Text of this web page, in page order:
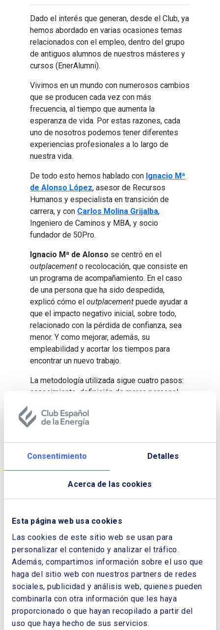
Consentimiento Detalles
Acerca de las cookies
Esta página web usa cookies
Las cookies de este sitio web se usan para
personalizar el contenido y analizar el tráfico.
Además, compartimos información sobre el uso que
haga del sitio web con nuestros partners de redes
sociales, publicidad y análisis web, quienes pueden
combinarla con otra información que les haya
proporcionado o que hayan recopilado a partir del
uso que haya hecho de sus servicios.
Dado el interés que generan, desde el Club, ya
hemos abordado en varias ocasiones temas
relacionados con el empleo, dentro del grupo
de antiguos alumnos de nuestros másteres y
cursos (EnerAlumni).
Vivimos en un mundo con numerosos cambios
que se producen cada vez con más
frecuencia, al tiempo que aumenta la
esperanza de vida. Por estas razones, cada
uno de nosotros podemos tener diferentes
experiencias profesionales a lo largo de
nuestra vida.
De todo esto hemos hablado con Ignacio Mª
de Alonso López, asesor de Recursos
Humanos y especialista en transición de
carrera, y con Carlos Molina Grijalba,
Ingeniero de Caminos y MBA, y socio
fundador de 50Pro.
Ignacio Mª de Alonso se centró en el
outplacement o recolocación, que consiste en
un programa de acompañamiento. En el caso
de una persona que ha sido despedida,
explicó cómo eloutplacement puede ayudar a
que el impacto negativo inicial, sobre todo,
relacionado con la pérdida de confianza, sea
menor. Y como mejorar, además, su
empleabilidad y acortar los tiempos para
encontrar un nuevo trabajo.
La metodología utilizada sigue cuatro pasos:
conocimiento, definición de marca personal,
procesos. Eloutplacement
las mejores técnicas y herramientas que
elaboración de CV, pruebas, entrevistas, etc.
Carlos Molinadetalló la opción del
emprendimiento, específicamente orientado a
qué debo saber antes de emprender y pasos
saber si se tiene perfil para emprender y en
qué se debería emprender. Claves: Crear y
ofrecer algo diferente, a un precio
competitivo, y que satisfaga las necesidades
y expectativas de la gente.
Los expertos señalaron la profunda
transformación que está viviendo el sector